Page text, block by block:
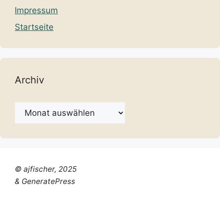
Impressum
Startseite
Archiv
Archiv
© ajfischer, 2025
& GeneratePress